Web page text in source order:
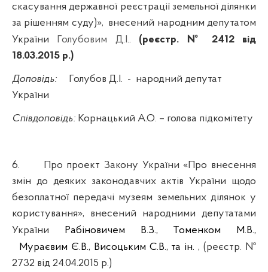
скасування державної реєстрації земельної ділянки
за рішенням суду)», внесений народним депутатом
України
Голубовим Д.І.. (реєстр. № 2412 від
18.03.2015 р.)
Доповідь: Голубов Д.І. - народний депутат
України
Співдоповідь: Корнацький А.О. – голова підкомітету
6.
Про проект Закону України «Про внесення
змін до деяких законодавчих актів України щодо
безоплатної передачі музеям земельних ділянок у
користування», внесений народними депутатами
України
Рабіновичем В.З.,
Томенком М.В.,
Мураєвим Є.В., Висоцьким С.В., та ін. ,(реєстр. №
2732 від 24.04.2015 р.)